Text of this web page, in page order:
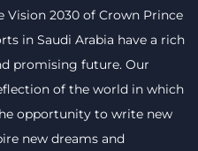
Vision 2030 of Crown Prince
in Saudi Arabia have a rich
promising future. Our
of the world in which
opportunity to write new
new dreams and